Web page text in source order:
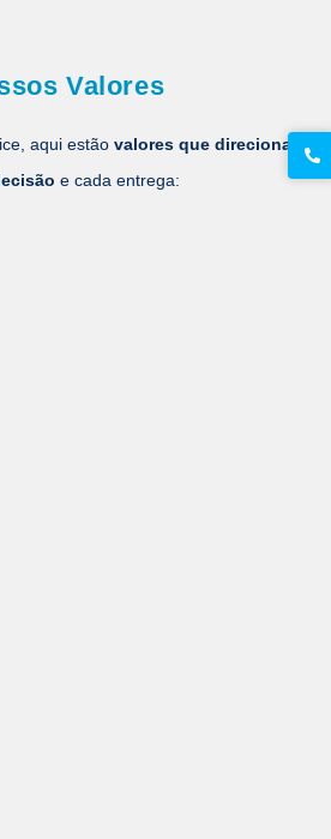
Valores
aqui estão valores que direcionam
e cada entrega: